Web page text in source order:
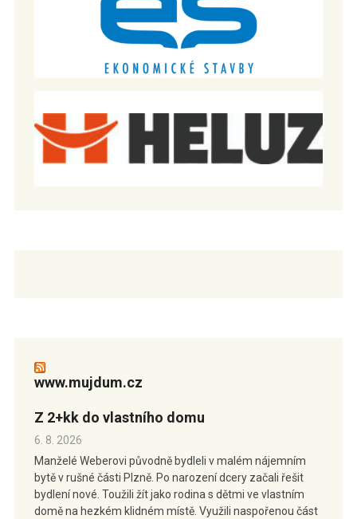
www.mujdum.cz
Z 2+kk do vlastního domu
6. 8. 2026
Manželé Weberovi původně bydleli v malém nájemním
bytě v rušné části Plzně. Po narození dcery začali řešit
bydlení nové. Toužili žít jako rodina s dětmi ve vlastním
domě na hezkém klidném místě. Využili naspořenou část